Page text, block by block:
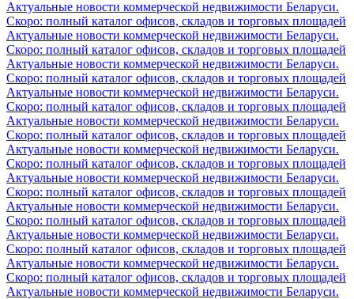
Актуальные новости коммерческой недвижимости Беларуси.
Скоро: полный каталог офисов, складов и торговых площадей
Актуальные новости коммерческой недвижимости Беларуси.
Скоро: полный каталог офисов, складов и торговых площадей
Актуальные новости коммерческой недвижимости Беларуси.
Скоро: полный каталог офисов, складов и торговых площадей
Актуальные новости коммерческой недвижимости Беларуси.
Скоро: полный каталог офисов, складов и торговых площадей
Актуальные новости коммерческой недвижимости Беларуси.
Скоро: полный каталог офисов, складов и торговых площадей
Актуальные новости коммерческой недвижимости Беларуси.
Скоро: полный каталог офисов, складов и торговых площадей
Актуальные новости коммерческой недвижимости Беларуси.
Скоро: полный каталог офисов, складов и торговых площадей
Актуальные новости коммерческой недвижимости Беларуси.
Скоро: полный каталог офисов, складов и торговых площадей
Актуальные новости коммерческой недвижимости Беларуси.
Скоро: полный каталог офисов, складов и торговых площадей
Актуальные новости коммерческой недвижимости Беларуси.
Скоро: полный каталог офисов, складов и торговых площадей
Актуальные новости коммерческой недвижимости Беларуси.